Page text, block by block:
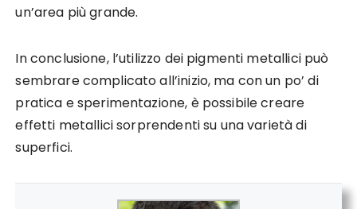
un’area più grande.
In conclusione, l’utilizzo dei pigmenti metallici può
sembrare complicato all’inizio, ma con un po’ di
pratica e sperimentazione, è possibile creare
effetti metallici sorprendenti su una varietà di
superfici.